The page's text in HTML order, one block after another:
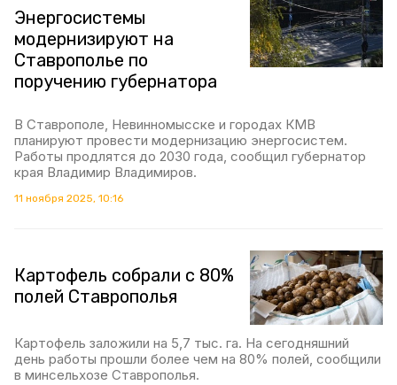
Энергосистемы
модернизируют на
Ставрополье по
поручению губернатора
В Ставрополе, Невинномысске и городах КМВ
планируют провести модернизацию энергосистем.
Работы продлятся до 2030 года, сообщил губернатор
края Владимир Владимиров.
11 ноября 2025, 10:16
Картофель собрали с 80%
полей Ставрополья
Картофель заложили на 5,7 тыс. га. На сегодняшний
день работы прошли более чем на 80% полей, сообщили
в минсельхозе Ставрополья.